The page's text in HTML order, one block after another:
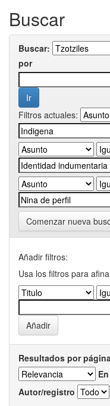
Buscar
Buscar:
por
Filtros actuales:
Comenzar nueva
Añadir filtros:
Usa los filtros para
Resultados por
Autor/registro